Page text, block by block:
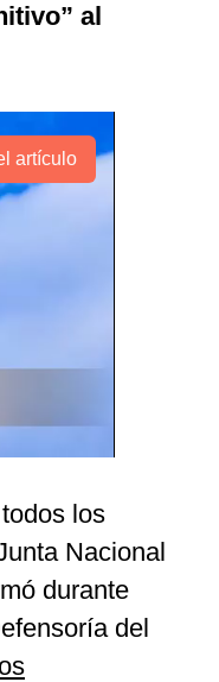
al
artículo
los
Nacional
durante
del